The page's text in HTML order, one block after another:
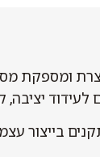
ומספקת
לעידוד
בייצור